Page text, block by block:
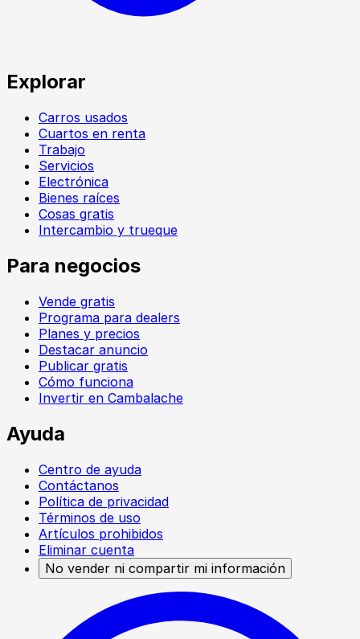
Explorar
Carros usados
Cuartos en renta
Trabajo
Servicios
Electrónica
Bienes raíces
Cosas gratis
Intercambio y trueque
Para negocios
Vende gratis
Programa para dealers
Planes y precios
Destacar anuncio
Publicar gratis
Cómo funciona
Invertir en Cambalache
Ayuda
Centro de ayuda
Contáctanos
Política de privacidad
Términos de uso
Artículos prohibidos
Eliminar cuenta
No vender ni compartir mi información